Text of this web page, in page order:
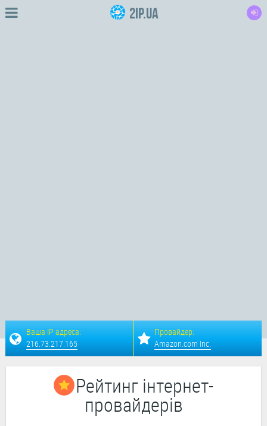
2IP.ua
Ваша IP адреса:
216.73.217.165
Провайдер:
Amazon.com Inc.
Рейтинг інтернет-
провайдерів